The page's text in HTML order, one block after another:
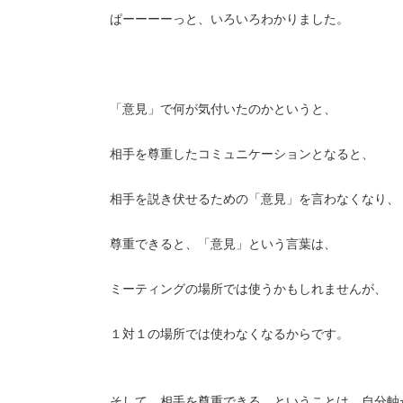
ぱーーーーっと、いろいろわかりました。
「意見」で何が気付いたのかというと、
相手を尊重したコミュニケーションとなると、
相手を説き伏せるための「意見」を言わなくなり、
尊重できると、「意見」という言葉は、
ミーティングの場所では使うかもしれませんが、
１対１の場所では使わなくなるからです。